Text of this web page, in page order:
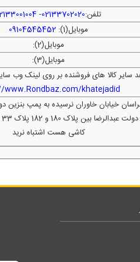
تلفن:02133702020
-
موبایل(1):
09104545452
موبایل(2):
موبایل(3):
سایر کالا های فروشنده بر روی لینک وب
www.Rondbaz.com/khatejadid
خیابان خاوران نرسیده به پمپ
کاشی هست اشتباه نرید